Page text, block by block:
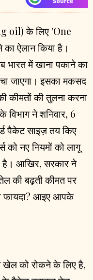
oil) के लिए 'One
ऐलान किया है।
में खाना पकाने का
जाएगा। इसका मकसद
कीमतों की तुलना करना
विभाग ने शनिवार, 6
पैकेट साइज़ तय किए
को नए नियमों को लागू
है। आखिर, सरकार ने
की बढ़ती कीमत पर
फायदा? आइए आपके
खेल को रोकने के लिए है,